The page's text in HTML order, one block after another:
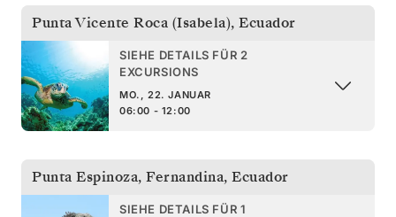
Punta Vicente Roca (Isabela), Ecuador
SIEHE DETAILS FÜR 2
EXCURSIONS
MO., 22. JANUAR
06:00 - 12:00
Punta Espinoza, Fernandina, Ecuador
SIEHE DETAILS FÜR 1